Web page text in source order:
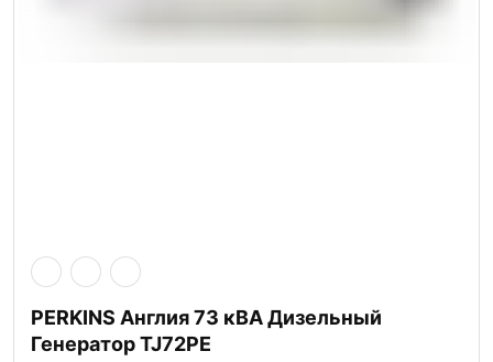
PERKINS Англия 73 кВА Дизельный
Генератор TJ72PE